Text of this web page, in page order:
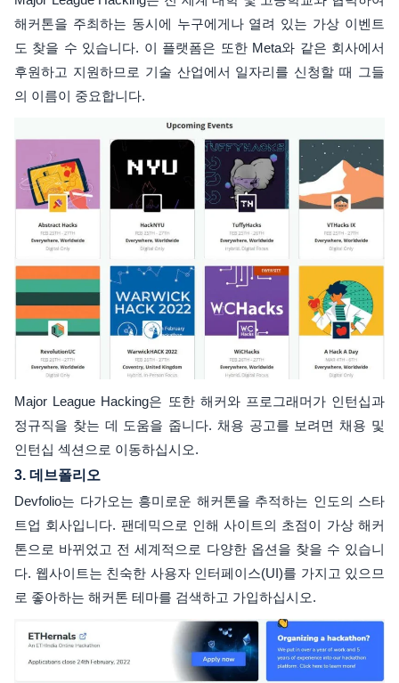
해커톤을 주최하는 동시에 누구에게나 열려 있는 가상 이벤트
도 찾을 수 있습니다. 이 플랫폼은 또한 Meta와 같은 회사에서
후원하고 지원하므로 기술 산업에서 일자리를 신청할 때 그들
의 이름이 중요합니다.
Major League Hacking은 또한 해커와 프로그래머가 인턴십과
정규직을 찾는 데 도움을 줍니다. 채용 공고를 보려면 채용 및
인턴십 섹션으로 이동하십시오.
3. 데브폴리오
Devfolio는 다가오는 흥미로운 해커톤을 추적하는 인도의 스타
트업 회사입니다. 팬데믹으로 인해 사이트의 초점이 가상 해커
톤으로 바뀌었고 전 세계적으로 다양한 옵션을 찾을 수 있습니
다. 웹사이트는 친숙한 사용자 인터페이스(UI)를 가지고 있으므
로 좋아하는 해커톤 테마를 검색하고 가입하십시오.